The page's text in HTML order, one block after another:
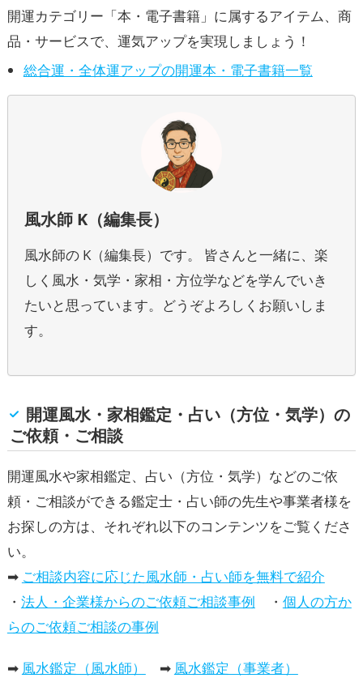
開運カテゴリー「本・電子書籍」に属するアイテム、商
品・サービスで、運気アップを実現しましょう！
総合運・全体運アップの開運本・電子書籍一覧
風水師 K（編集長）
風水師の K（編集長）です。 皆さんと一緒に、楽
しく風水・気学・家相・方位学などを学んでいき
たいと思っています。どうぞよろしくお願いしま
す。
開運風水・家相鑑定・占い（方位・気学）の
ご依頼・ご相談
開運風水や家相鑑定、占い（方位・気学）などのご依
頼・ご相談ができる鑑定士・占い師の先生や事業者様を
お探しの方は、それぞれ以下のコンテンツをご覧くださ
い。
➡ ご相談内容に応じた風水師・占い師を無料で紹介
・ 法人・企業様からのご依頼ご相談事例 ・ 個人の方か
らのご依頼ご相談の事例
➡ 風水鑑定（風水師） ➡ 風水鑑定（事業者）